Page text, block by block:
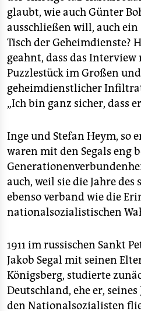
glaubt, wie auch Günter
ausschließen will, auch ein
Tisch der Geheimdienste?
geahnt, dass das Interview
Puzzlestück im Großen
geheimdienstlicher
„Ich bin ganz sicher, dass
Inge und Stefan Heym, so
waren mit den Segals eng
auch, weil sie die Jahre
ebenso verband wie die
nationalsozialistischen
1911 im russischen Sankt
Jakob Segal mit seinen
Königsberg, studierte
Deutschland, ehe er,
den Nationalsozialisten